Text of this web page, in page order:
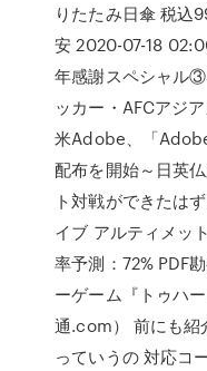
りたたみ日傘 税込
安 2020-07-18
年感謝スペシャル
ッカー・AFCアジ
米Adobe、「
配布を開始～日英
ト対戦ができたは
イブ アルティメッ
率予測：72% PDF
ーゲーム『トゥハ
通.com） 前にも紹
っていうの 対応コ